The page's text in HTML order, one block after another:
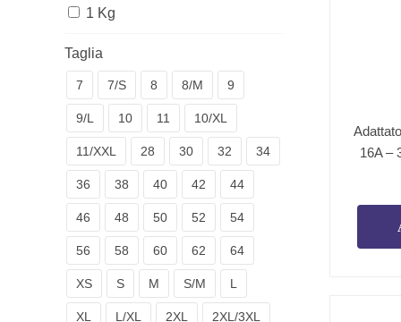
16A –
1 Kg
Taglia
7 7/S 8 8/M 9
9/L 10 11 10/XL
11/XXL 28 30 32 34
36 38 40 42 44
46 48 50 52 54
56 58 60 62 64
XS S M S/M L
XL L/XL 2XL 2XL/3XL